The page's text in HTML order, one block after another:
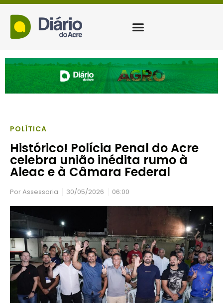
POLÍTICA
Histórico! Polícia Penal do Acre
celebra união inédita rumo à
Aleac e à Câmara Federal
PorAssessoria 30/05/2026 06:00